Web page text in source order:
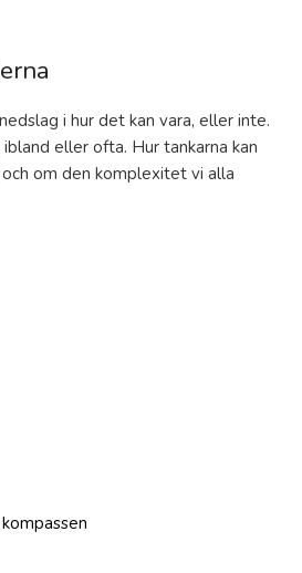
i hur det kan vara, eller inte.
ibland eller ofta. Hur tankarna kan
om den komplexitet vi alla